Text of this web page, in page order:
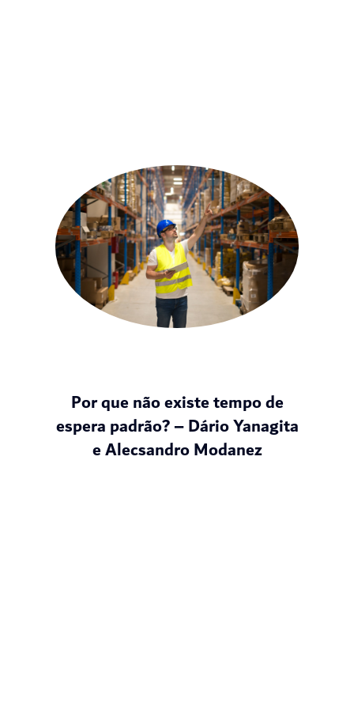
Por que não existe tempo de
espera padrão? – Dário Yanagita
e Alecsandro Modanez